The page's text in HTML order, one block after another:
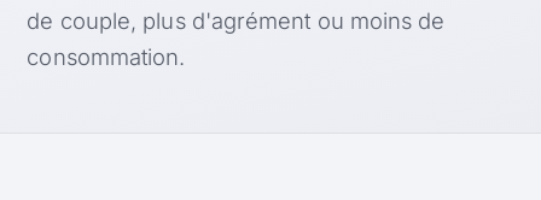
de couple, plus d'agrément ou moins de
consommation.